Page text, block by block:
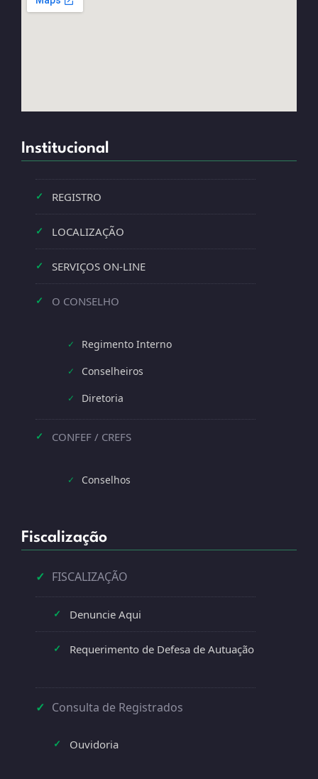
Institucional
✓ REGISTRO
✓ LOCALIZAÇÃO
✓ SERVIÇOS ON-LINE
✓ O CONSELHO
✓ Regimento Interno
✓ Conselheiros
✓ Diretoria
✓ CONFEF / CREFS
✓ Conselhos
Fiscalização
✓ FISCALIZAÇÃO
✓ Denuncie Aqui
✓ Requerimento de Defesa de Autuação
✓ Consulta de Registrados
✓ Ouvidoria